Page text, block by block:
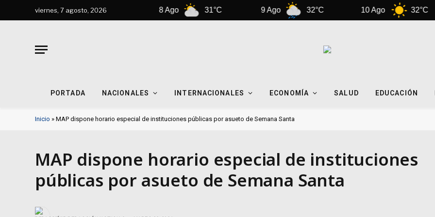
viernes, 7 agosto, 2026
7 Ago 33°C 31°C 32°C 10 Ago 32°C
PORTADA NACIONALES INTERNACIONALES ECONOMÍA SALUD EDUCACIÓN
Inicio » MAP dispone horario especial de instituciones públicas por asueto de Semana Santa
MAP dispone horario especial de instituciones
públicas por asueto de Semana Santa